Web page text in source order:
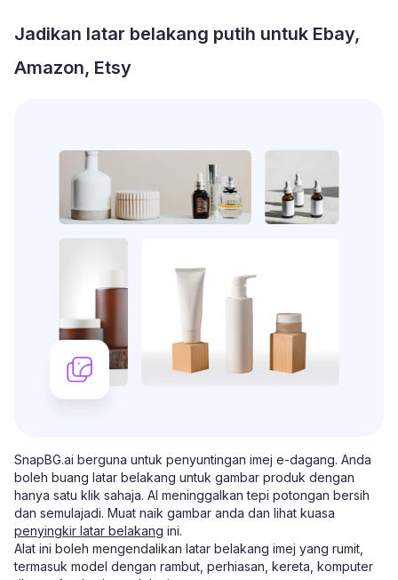
Jadikan latar belakang putih untuk Ebay,
Amazon, Etsy
SnapBG.ai berguna untuk penyuntingan imej e-dagang. Anda
boleh buang latar belakang untuk gambar produk dengan
hanya satu klik sahaja. AI meninggalkan tepi potongan bersih
dan semulajadi. Muat naik gambar anda dan lihat kuasa
penyingkir latar belakang ini.
Alat ini boleh mengendalikan latar belakang imej yang rumit,
termasuk model dengan rambut, perhiasan, kereta, komputer